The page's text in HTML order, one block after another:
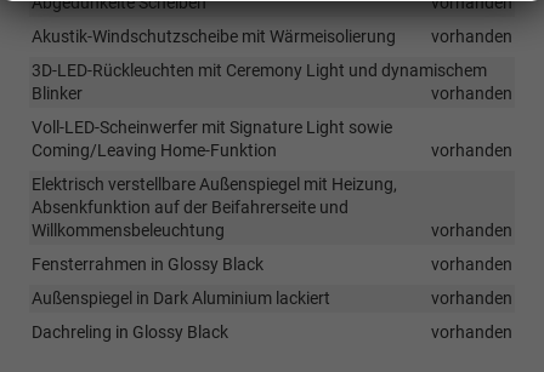
Akustik-Windschutzscheibe mit Wärmeisolierung
vorhanden
3D-LED-Rückleuchten mit Ceremony Light und dynamischem
Blinker
vorhanden
Voll-LED-Scheinwerfer mit Signature Light sowie
Coming/Leaving Home-Funktion
vorhanden
Elektrisch verstellbare Außenspiegel mit Heizung,
Absenkfunktion auf der Beifahrerseite und
Willkommensbeleuchtung
vorhanden
Fensterrahmen in Glossy Black
vorhanden
Außenspiegel in Dark Aluminium lackiert
vorhanden
Dachreling in Glossy Black
vorhanden